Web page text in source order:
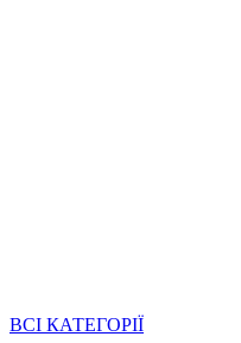
ВСІ КАТЕГОРІЇ